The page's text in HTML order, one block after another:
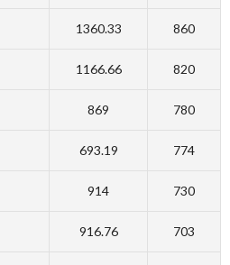
1360.33 860
1166.66 820
869 780
693.19 774
914 730
916.76 703